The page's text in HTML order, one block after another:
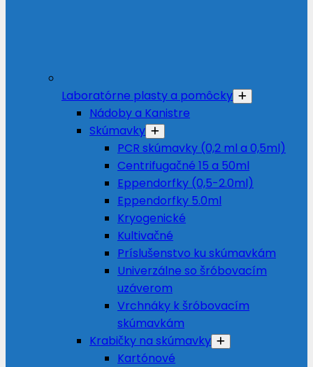
Laboratórne plasty a pomôcky
Nádoby a Kanistre
Skúmavky
PCR skúmavky (0,2 ml a 0,5ml)
Centrifugačné 15 a 50ml
Eppendorfky (0,5-2.0ml)
Eppendorfky 5.0ml
Kryogenické
Kultivačné
Príslušenstvo ku skúmavkám
Univerzálne so šróbovacím
uzáverom
Vrchnáky k šróbovacím
skúmavkám
Krabičky na skúmavky
Kartónové